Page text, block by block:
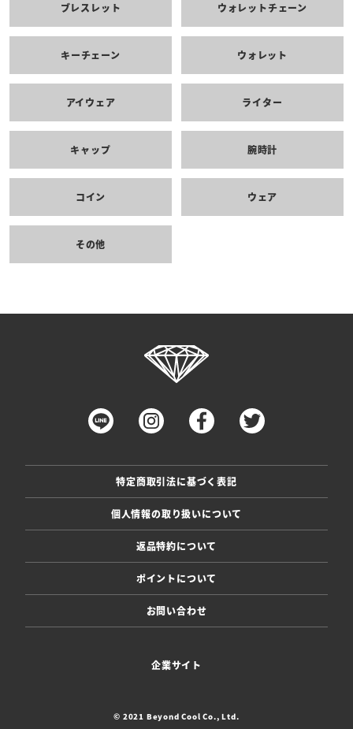
ブレスレット ウォレットチェーン
キーチェーン ウォレット
アイウェア ライター
キャップ 腕時計
コイン ウェア
その他
特定商取引法に基づく表記
個人情報の取り扱いについて
返品特約について
ポイントについて
お問い合わせ
企業サイト
© 2021 Beyond Cool Co., Ltd.